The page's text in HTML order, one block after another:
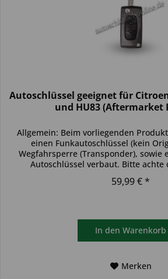
Autoschlüssel geeignet für
und HU83 (Aftermarket
Allgemein: Beim vorliegenden
einen Funkautoschlüssel (kein
Wegfahrsperre (Transponder), sowie
Autoschlüssel verbaut. Bitte achte
59,99 € *
In den Warenkorb
Merken